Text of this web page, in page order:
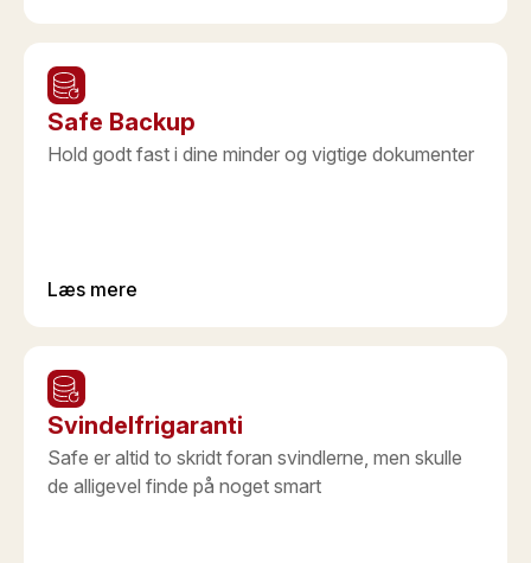
Safe Backup
Hold godt fast i dine minder og vigtige dokumenter
Læs mere
Svindelfrigaranti
Safe er altid to skridt foran svindlerne, men skulle
de alligevel finde på noget smart